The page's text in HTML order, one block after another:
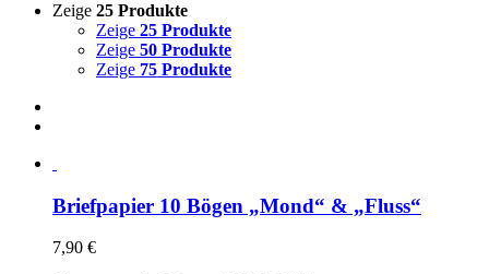
Zeige 25 Produkte
Zeige 25 Produkte
Zeige 50 Produkte
Zeige 75 Produkte
Briefpapier 10 Bögen „Mond“ & „Fluss“
7,90 €